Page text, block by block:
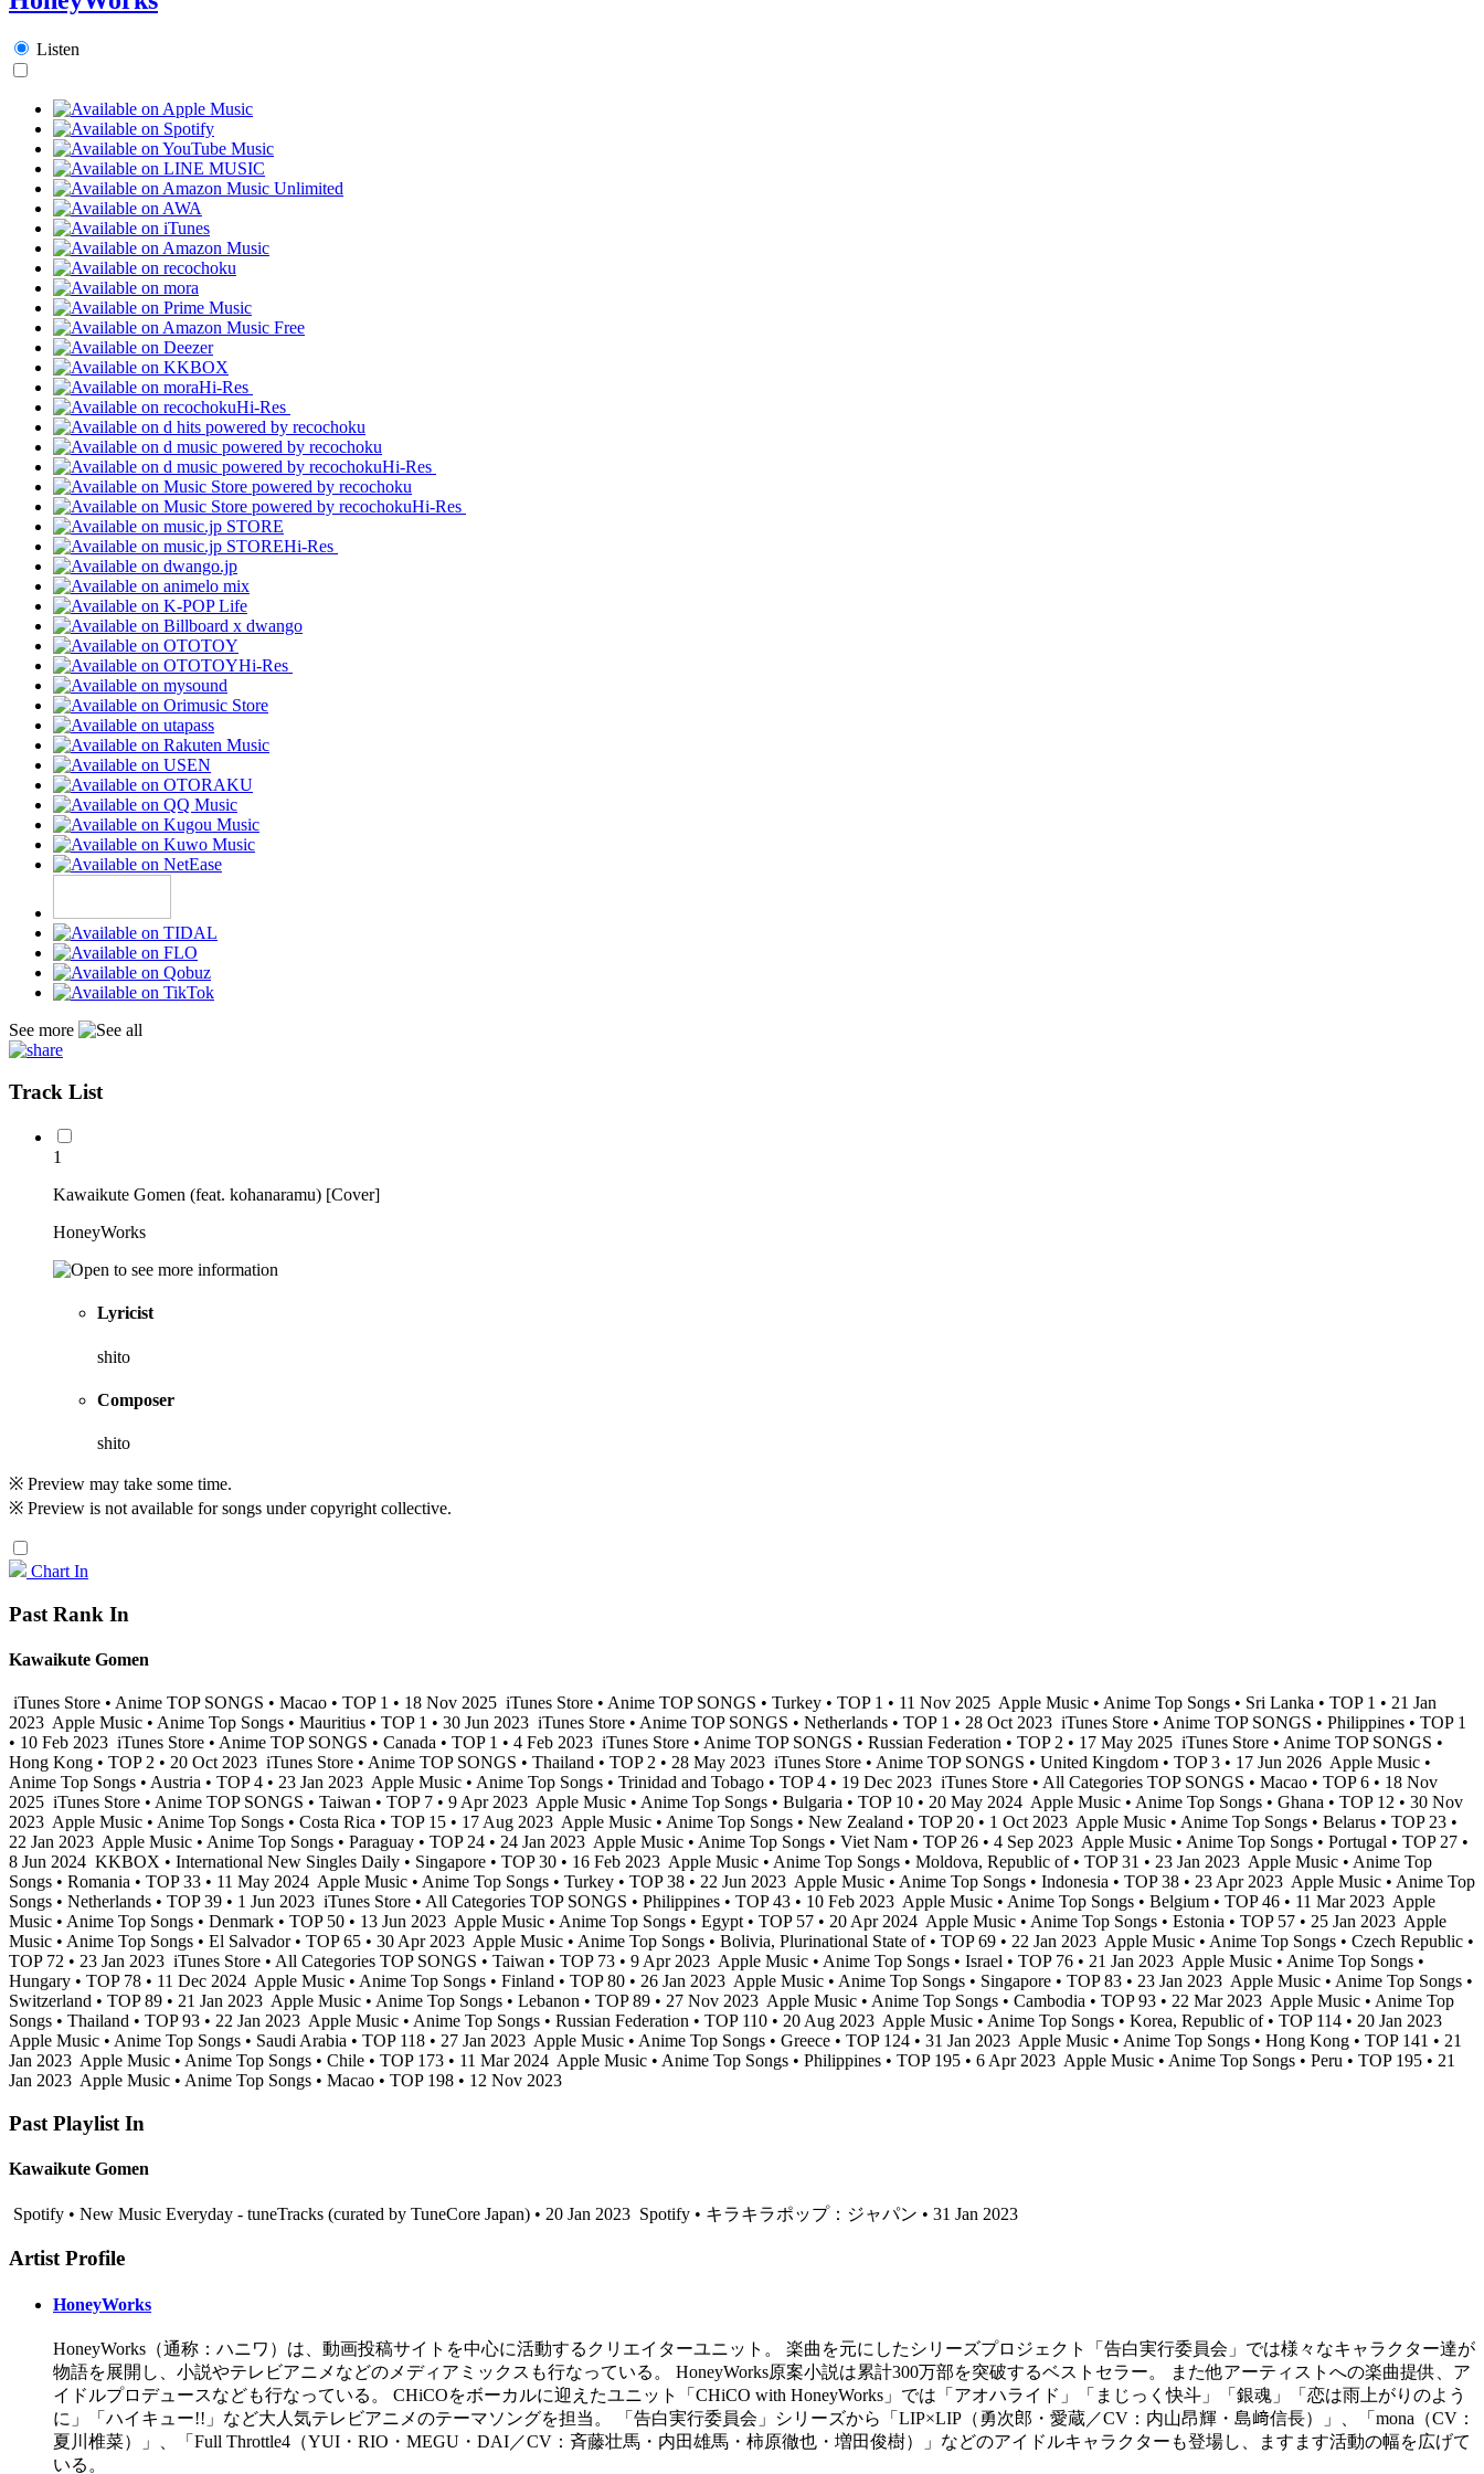
Listen
Hi-Res
Hi-Res
Hi-Res
Hi-Res
Hi-Res
Hi-Res
See more
Track List
1
Kawaikute Gomen (feat. kohanaramu) [Cover]
HoneyWorks
Lyricist
shito
Composer
shito
※ Preview may take some time.
※ Preview is not available for songs under copyright collective.
Chart In
Past Rank In
Kawaikute Gomen
iTunes Store • Anime TOP SONGS • Macao • TOP 1 • 18 Nov 2025 iTunes Store • Anime TOP SONGS • Turkey • TOP 1 • 11 Nov 2025 Apple Music • Anime Top Songs • Sri Lanka • TOP 1 • 21 Jan
2023 Apple Music • Anime Top Songs • Mauritius • TOP 1 • 30 Jun 2023 iTunes Store • Anime TOP SONGS • Netherlands • TOP 1 • 28 Oct 2023 iTunes Store • Anime TOP SONGS • Philippines • TOP 1
• 10 Feb 2023 iTunes Store • Anime TOP SONGS • Canada • TOP 1 • 4 Feb 2023 iTunes Store • Anime TOP SONGS • Russian Federation • TOP 2 • 17 May 2025 iTunes Store • Anime TOP SONGS •
Hong Kong • TOP 2 • 20 Oct 2023 iTunes Store • Anime TOP SONGS • Thailand • TOP 2 • 28 May 2023 iTunes Store • Anime TOP SONGS • United Kingdom • TOP 3 • 17 Jun 2026 Apple Music •
Anime Top Songs • Austria • TOP 4 • 23 Jan 2023 Apple Music • Anime Top Songs • Trinidad and Tobago • TOP 4 • 19 Dec 2023 iTunes Store • All Categories TOP SONGS • Macao • TOP 6 • 18 Nov
2025 iTunes Store • Anime TOP SONGS • Taiwan • TOP 7 • 9 Apr 2023 Apple Music • Anime Top Songs • Bulgaria • TOP 10 • 20 May 2024 Apple Music • Anime Top Songs • Ghana • TOP 12 • 30 Nov
2023 Apple Music • Anime Top Songs • Costa Rica • TOP 15 • 17 Aug 2023 Apple Music • Anime Top Songs • New Zealand • TOP 20 • 1 Oct 2023 Apple Music • Anime Top Songs • Belarus • TOP 23 •
22 Jan 2023 Apple Music • Anime Top Songs • Paraguay • TOP 24 • 24 Jan 2023 Apple Music • Anime Top Songs • Viet Nam • TOP 26 • 4 Sep 2023 Apple Music • Anime Top Songs • Portugal • TOP 27 •
8 Jun 2024 KKBOX • International New Singles Daily • Singapore • TOP 30 • 16 Feb 2023 Apple Music • Anime Top Songs • Moldova, Republic of • TOP 31 • 23 Jan 2023 Apple Music • Anime Top
Songs • Romania • TOP 33 • 11 May 2024 Apple Music • Anime Top Songs • Turkey • TOP 38 • 22 Jun 2023 Apple Music • Anime Top Songs • Indonesia • TOP 38 • 23 Apr 2023 Apple Music • Anime Top
Songs • Netherlands • TOP 39 • 1 Jun 2023 iTunes Store • All Categories TOP SONGS • Philippines • TOP 43 • 10 Feb 2023 Apple Music • Anime Top Songs • Belgium • TOP 46 • 11 Mar 2023 Apple
Music • Anime Top Songs • Denmark • TOP 50 • 13 Jun 2023 Apple Music • Anime Top Songs • Egypt • TOP 57 • 20 Apr 2024 Apple Music • Anime Top Songs • Estonia • TOP 57 • 25 Jan 2023 Apple
Music • Anime Top Songs • El Salvador • TOP 65 • 30 Apr 2023 Apple Music • Anime Top Songs • Bolivia, Plurinational State of • TOP 69 • 22 Jan 2023 Apple Music • Anime Top Songs • Czech Republic •
TOP 72 • 23 Jan 2023 iTunes Store • All Categories TOP SONGS • Taiwan • TOP 73 • 9 Apr 2023 Apple Music • Anime Top Songs • Israel • TOP 76 • 21 Jan 2023 Apple Music • Anime Top Songs •
Hungary • TOP 78 • 11 Dec 2024 Apple Music • Anime Top Songs • Finland • TOP 80 • 26 Jan 2023 Apple Music • Anime Top Songs • Singapore • TOP 83 • 23 Jan 2023 Apple Music • Anime Top Songs •
Switzerland • TOP 89 • 21 Jan 2023 Apple Music • Anime Top Songs • Lebanon • TOP 89 • 27 Nov 2023 Apple Music • Anime Top Songs • Cambodia • TOP 93 • 22 Mar 2023 Apple Music • Anime Top
Songs • Thailand • TOP 93 • 22 Jan 2023 Apple Music • Anime Top Songs • Russian Federation • TOP 110 • 20 Aug 2023 Apple Music • Anime Top Songs • Korea, Republic of • TOP 114 • 20 Jan 2023
Apple Music • Anime Top Songs • Saudi Arabia • TOP 118 • 27 Jan 2023 Apple Music • Anime Top Songs • Greece • TOP 124 • 31 Jan 2023 Apple Music • Anime Top Songs • Hong Kong • TOP 141 • 21
Jan 2023 Apple Music • Anime Top Songs • Chile • TOP 173 • 11 Mar 2024 Apple Music • Anime Top Songs • Philippines • TOP 195 • 6 Apr 2023 Apple Music • Anime Top Songs • Peru • TOP 195 • 21
Jan 2023 Apple Music • Anime Top Songs • Macao • TOP 198 • 12 Nov 2023
Past Playlist In
Kawaikute Gomen
Spotify • New Music Everyday - tuneTracks (curated by TuneCore Japan) • 20 Jan 2023 Spotify • キラキラポップ：ジャパン • 31 Jan 2023
Artist Profile
HoneyWorks
HoneyWorks（通称：ハニワ）は、動画投稿サイトを中心に活動するクリエイターユニット。 楽曲を元にしたシリーズプロジェクト「告白実行委員会」では様々なキャラクター達が
物語を展開し、小説やテレビアニメなどのメディアミックスも行なっている。 HoneyWorks原案小説は累計300万部を突破するベストセラー。 また他アーティストへの楽曲提供、ア
イドルプロデュースなども行なっている。 CHiCOをボーカルに迎えたユニット「CHiCO with HoneyWorks」では「アオハライド」「まじっく快斗」「銀魂」「恋は雨上がりのよう
に」「ハイキュー!!」など大人気テレビアニメのテーマソングを担当。 「告白実行委員会」シリーズから「LIP×LIP（勇次郎・愛蔵／CV：内山昂輝・島﨑信長）」、「mona（CV：
夏川椎菜）」、「Full Throttle4（YUI・RIO・MEGU・DAI／CV：斉藤壮馬・内田雄馬・柿原徹也・増田俊樹）」などのアイドルキャラクターも登場し、ますます活動の幅を広げて
いる。